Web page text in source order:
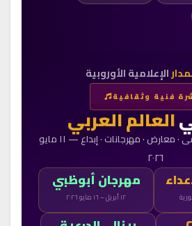
الإعلامية الأوروبية
فنية وثقافية
العالم العربي
دراما · سينما · موسيقى · معارض · مهرجانات · إبداع — ١١ مايو
٢٠٢٦
مهرجان أبوظبي
١٢ أبريل – ١٦ مايو ٢٠٢٦